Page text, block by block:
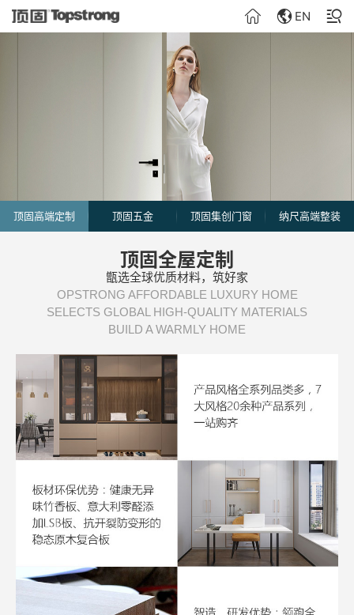
EN
顶固高端定制 顶固五金 顶固集创门窗 纳尺高端整装
顶固全屋定制
甑选全球优质材料，筑好家
OPSTRONG AFFORDABLE LUXURY HOME
SELECTS GLOBAL HIGH-QUALITY MATERIALS
BUILD A WARMLY HOME